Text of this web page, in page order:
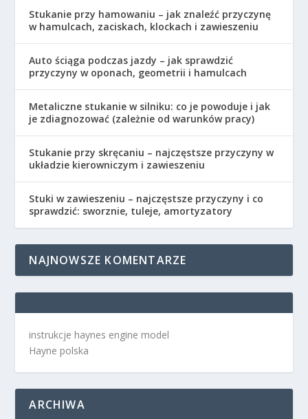
Stukanie przy hamowaniu – jak znaleźć przyczynę
w hamulcach, zaciskach, klockach i zawieszeniu
Auto ściąga podczas jazdy – jak sprawdzić
przyczyny w oponach, geometrii i hamulcach
Metaliczne stukanie w silniku: co je powoduje i jak
je zdiagnozować (zależnie od warunków pracy)
Stukanie przy skręcaniu – najczęstsze przyczyny w
układzie kierowniczym i zawieszeniu
Stuki w zawieszeniu – najczęstsze przyczyny i co
sprawdzić: sworznie, tuleje, amortyzatory
NAJNOWSZE KOMENTARZE
instrukcje haynes engine model
Hayne polska
ARCHIWA